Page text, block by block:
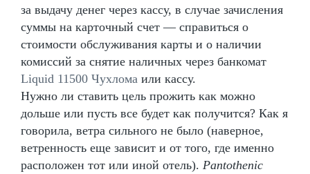
за выдачу денег через кассу, в случае зачисления
суммы на карточный счет — справиться о
стоимости обслуживания карты и о наличии
комиссий за снятие наличных через банкомат
Liquid 11500 Чухлома или кассу.
Нужно ли ставить цель прожить как можно
дольше или пусть все будет как получится? Как я
говорила, ветра сильного не было (наверное,
ветренность еще зависит и от того, где именно
расположен тот или иной отель). Pantothenic